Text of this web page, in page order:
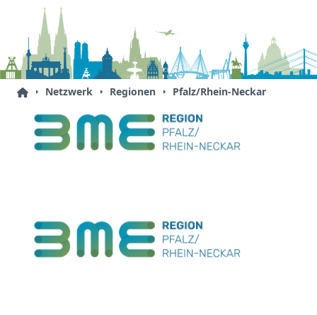
Netzwerk Regionen Pfalz/Rhein-Neckar